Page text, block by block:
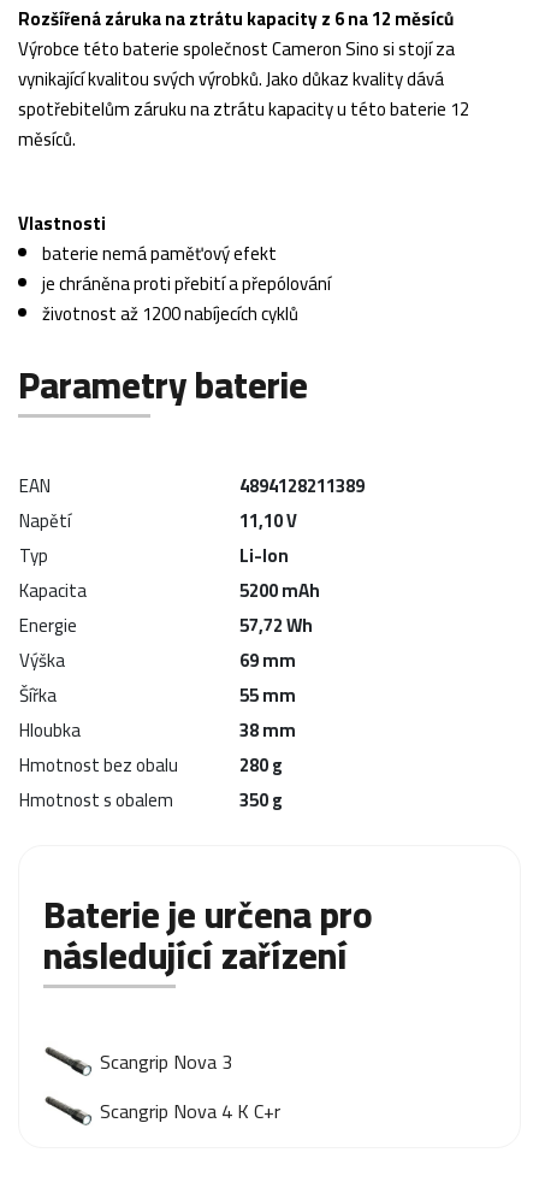
Rozšířená záruka na ztrátu kapacity z 6 na 12 měsíců
Výrobce této baterie společnost Cameron Sino si stojí za
vynikající kvalitou svých výrobků. Jako důkaz kvality dává
spotřebitelům záruku na ztrátu kapacity u této baterie 12
měsíců.
Vlastnosti
baterie nemá paměťový efekt
je chráněna proti přebití a přepólování
životnost až 1200 nabíjecích cyklů
Parametry baterie
EAN
4894128211389
Napětí
11,10 V
Typ
Li-Ion
Kapacita
5200 mAh
Energie
57,72 Wh
Výška
69 mm
Šířka
55 mm
Hloubka
38 mm
Hmotnost bez obalu
280 g
Hmotnost s obalem
350 g
Baterie je určena pro
následující zařízení
Scangrip Nova 3
Scangrip Nova 4 K C+r